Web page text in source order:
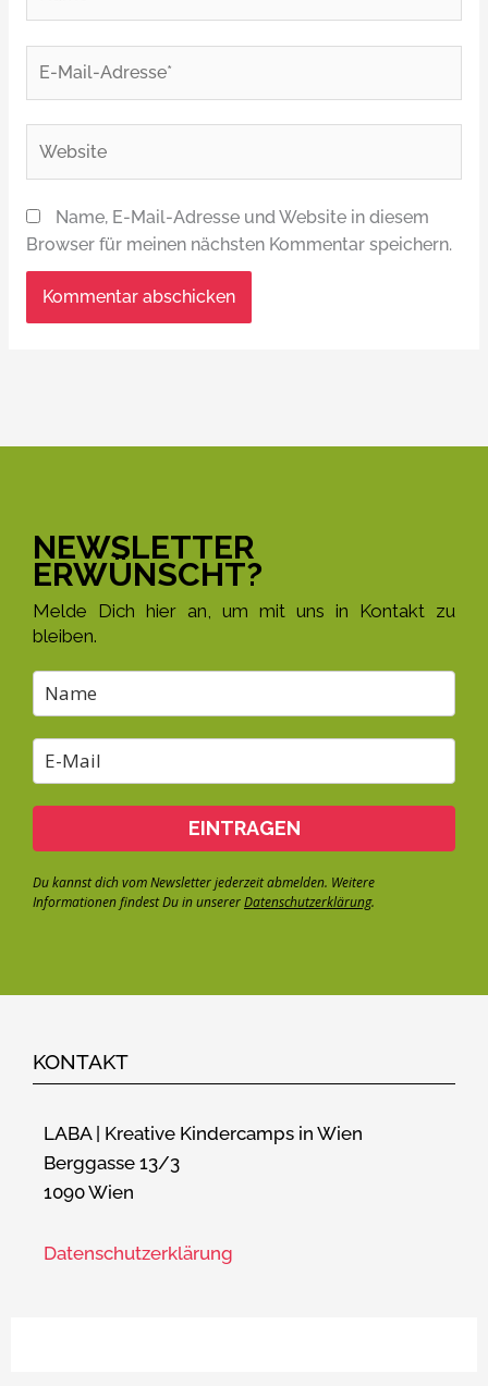
Mail-
Name, E-Mail-Adresse und Website in diesem
Browser für meinen nächsten Kommentar speichern.
NEWSLETTER
ERWÜNSCHT?
Melde Dich hier an, um mit uns in Kontakt zu
bleiben.
EINTRAGEN
Du kannst dich vom Newsletter jederzeit abmelden. Weitere
Informationen findest Du in unsererDatenschutzerklärung.
KONTAKT
LABA | Kreative Kindercamps in Wien
Berggasse 13/3
1090 Wien
Datenschutzerklärung